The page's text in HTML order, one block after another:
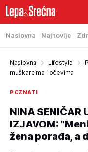
Naslovna Najnovije
Naslovna Lifestyle
muškarcima i očevima
POZNATI
NINA SENIČAR
IZJAVOM:
žena porađa, a